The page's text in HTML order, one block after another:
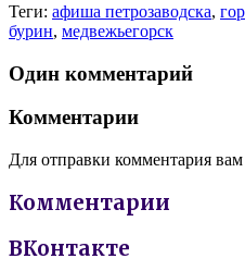
Теги: афиша петрозаводска,
бурин, медвежьегорск
Один комментарий
Комментарии
Для отправки комментария
Комментарии
ВКонтакте